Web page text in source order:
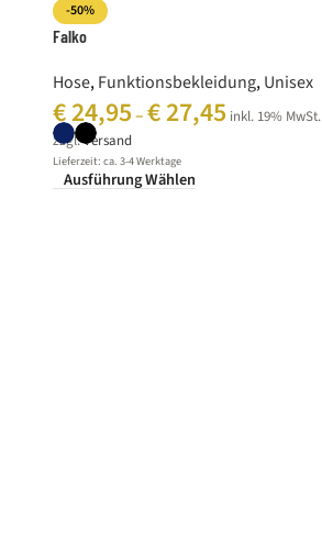
-50%
Falko
Hose, Funktionsbekleidung, Unisex
€24,95–€27,45 inkl. 19% MwSt.
zzgl.Versand
Lieferzeit: ca. 3-4 Werktage
Ausführung Wählen